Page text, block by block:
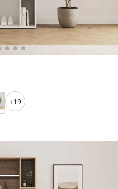
+19